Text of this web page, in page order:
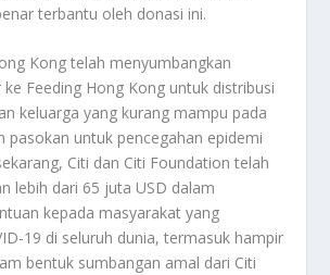
terbantu oleh donasi ini.
Kong telah menyumbangkan
ke Feeding Hong Kong untuk distribusi
keluarga yang kurang mampu pada
pasokan untuk pencegahan epidemi
Citi dan Citi Foundation telah
lebih dari 65 juta USD dalam
kepada masyarakat yang
19 di seluruh dunia, termasuk hampir
bentuk sumbangan amal dari Citi